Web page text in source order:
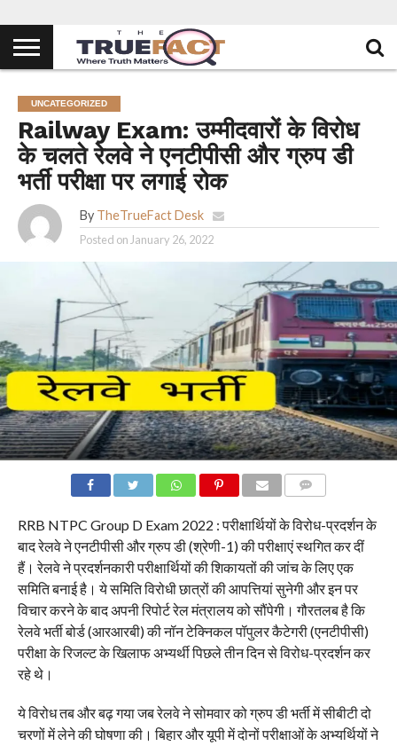
UNCATEGORIZED
Railway Exam: उम्मीदवारों के विरोध
के चलते रेलवे ने एनटीपीसी और ग्रुप डी
भर्ती परीक्षा पर लगाई रोक
By TheTrueFact Desk
Posted on January 26, 2022
RRB NTPC Group D Exam 2022 : परीक्षार्थियों के विरोध-प्रदर्शन के
बाद रेलवे ने एनटीपीसी और ग्रुप डी (श्रेणी-1) की परीक्षाएं स्थगित कर दीं
हैं। रेलवे ने प्रदर्शनकारी परीक्षार्थियों की शिकायतों की जांच के लिए एक
समिति बनाई है। ये समिति विरोधी छात्रों की आपत्तियां सुनेगी और इन पर
विचार करने के बाद अपनी रिपोर्ट रेल मंत्रालय को सौंपेगी। गौरतलब है कि
रेलवे भर्ती बोर्ड (आरआरबी) की नॉन टेक्निकल पॉपुलर कैटेगरी (एनटीपीसी)
परीक्षा के रिजल्ट के खिलाफ अभ्यर्थी पिछले तीन दिन से विरोध-प्रदर्शन कर
रहे थे।
ये विरोध तब और बढ़ गया जब रेलवे ने सोमवार को ग्रुप डी भर्ती में सीबीटी दो
चरणों में लेने की घोषणा की। बिहार और यूपी में दोनों परीक्षाओं के अभ्यर्थियों ने